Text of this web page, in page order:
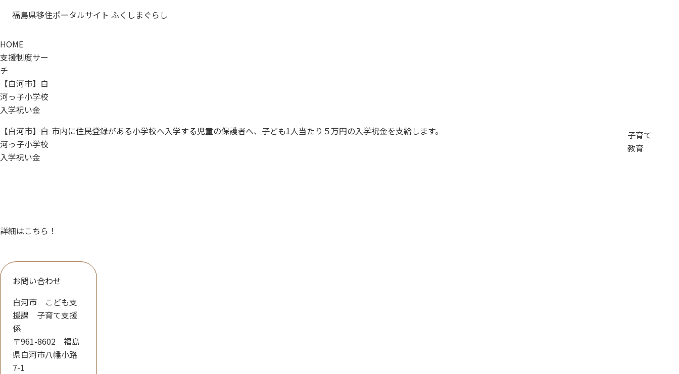
福島県移住ポータルサイト ふくしまぐらし
HOME
支援制度サー
チ
【白河市】白
河っ子小学校
入学祝い金
【白河市】白
河っ子小学校
入学祝い金
市内に住民登録がある小学校へ入学する児童の保護者へ、子ども1人当たり５万円の入学祝金を支給します。
子育て
教育
詳細はこちら！
お問い合わせ
白河市 こども支
援課 子育て支援
係
〒961-8602 福島
県白河市八幡小路
7-1